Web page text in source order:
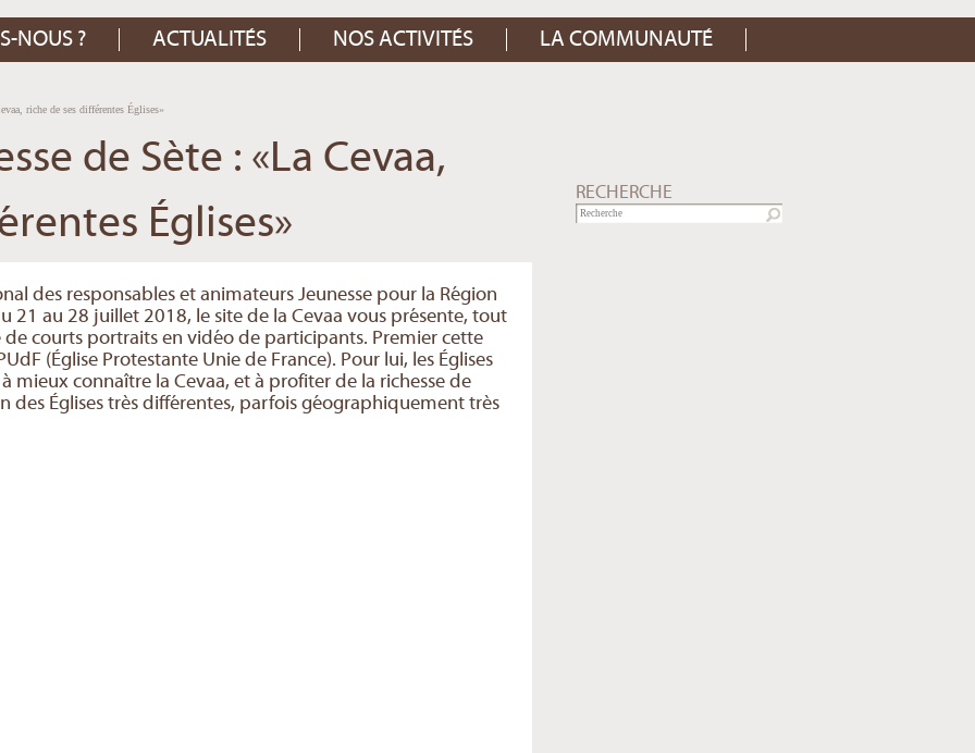
NOUS ? ACTUALITÉS NOS ACTIVITÉS LA COMMUNAUTÉ
riche de ses différentes Églises»
RECHERCHE
de Sète : «La Cevaa,
Églises»
des responsables et animateurs Jeunesse pour la Région
21 au 28 juillet 2018, le site de la Cevaa vous présente, tout
courts portraits en vidéo de participants. Premier cette
(Église Protestante Unie de France). Pour lui, les Églises
mieux connaître la Cevaa, et à profiter de la richesse de
Églises très différentes, parfois géographiquement très